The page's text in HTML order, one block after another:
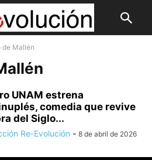
de Mallén
UNAM estrena
comedia que revive
del Siglo...
Re-Evolución - 8 de abril de 2026